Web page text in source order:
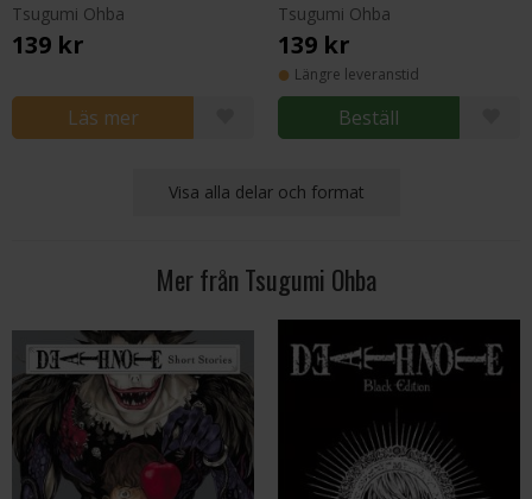
Tsugumi Ohba
139 kr
Läs mer
Tsugumi Ohba
139 kr
Längre leveranstid
Beställ
Visa alla delar och format
Mer från Tsugumi Ohba